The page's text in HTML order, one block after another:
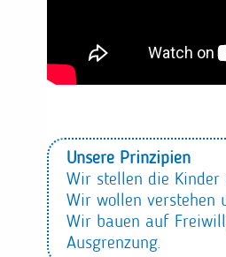
Unsere Prinzipien
Wir stellen die Kinder
Wir wollen verstehen
Wir bauen auf
Ausgrenzung.